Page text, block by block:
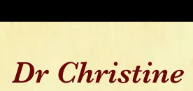
Dr Christine